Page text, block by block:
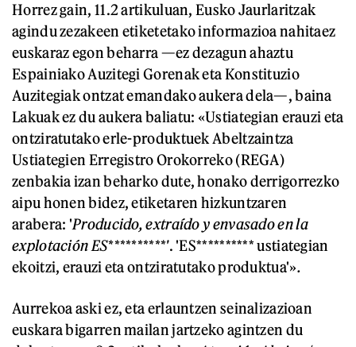
Horrez gain, 11.2 artikuluan, Eusko Jaurlaritzak
agindu zezakeen etiketetako informazioa nahitaez
euskaraz egon beharra —ez dezagun ahaztu
Espainiako Auzitegi Gorenak eta Konstituzio
Auzitegiak ontzat emandako aukera dela—, baina
Lakuak ez du aukera baliatu: «Ustiategian erauzi eta
ontziratutako erle-produktuek Abeltzaintza
Ustiategien Erregistro Orokorreko (REGA)
zenbakia izan beharko dute, honako derrigorrezko
aipu honen bidez, etiketaren hizkuntzaren
arabera: 'Producido, extraído y envasado en la
explotación ES**********'. 'ES********** ustiategian
ekoitzi, erauzi eta ontziratutako produktua'».
Aurrekoa aski ez, eta erlauntzen seinalizazioan
euskara bigarren mailan jartzeko agintzen du